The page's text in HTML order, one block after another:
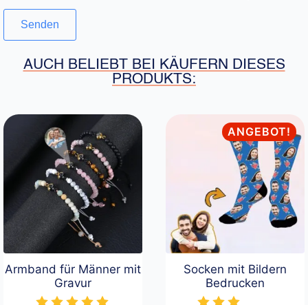
AUCH BELIEBT BEI KÄUFERN DIESES
PRODUKTS:
Armband für Männer mit
Gravur
ANGEBOT!
Socken mit Bildern
Bedrucken